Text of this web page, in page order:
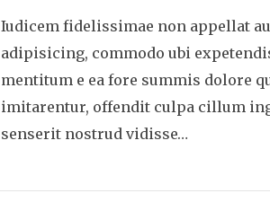
Iudicem fidelissimae non appellat
adipisicing, commodo ubi
mentitum e ea fore summis dolore
imitarentur, offendit culpa cillum
senserit nostrud vidisse…